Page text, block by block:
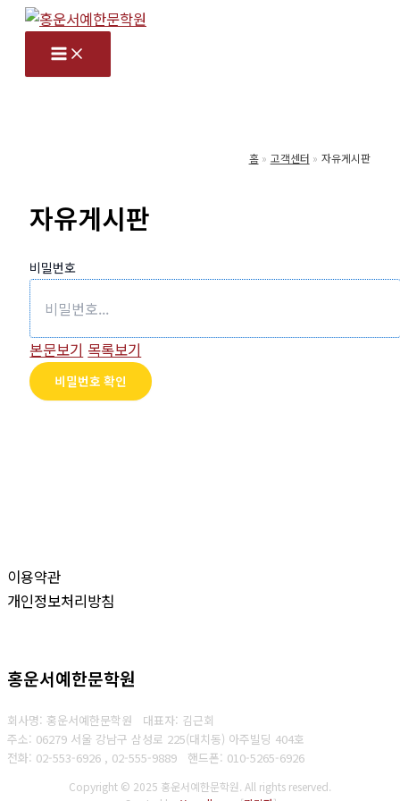
홈 고객센터 자유게시판
자유게시판
비밀번호
본문보기 목록보기
비밀번호 확인
이용약관
개인정보처리방침
홍운서예한문학원
회사명: 홍운서예한문학원 대표자: 김근회
주소: 06279 서울 강남구 삼성로 225(대치동) 아주빌딩 404호
전화: 02-553-6926 , 02-555-9889 핸드폰: 010-5265-6926
Copyright © 2025 홍운서예한문학원. All rights reserved.